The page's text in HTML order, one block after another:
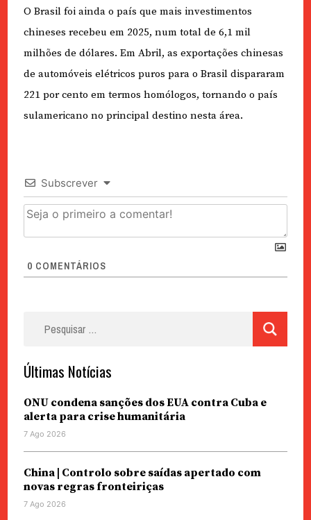
O Brasil foi ainda o país que mais investimentos
chineses recebeu em 2025, num total de 6,1 mil
milhões de dólares. Em Abril, as exportações chinesas
de automóveis elétricos puros para o Brasil dispararam
221 por cento em termos homólogos, tornando o país
sulamericano no principal destino nesta área.
Subscrever
0 COMENTÁRIOS
Últimas Notícias
ONU condena sanções dos EUA contra Cuba e
alerta para crise humanitária
7 Ago 2026
China | Controlo sobre saídas apertado com
novas regras fronteiriças
7 Ago 2026